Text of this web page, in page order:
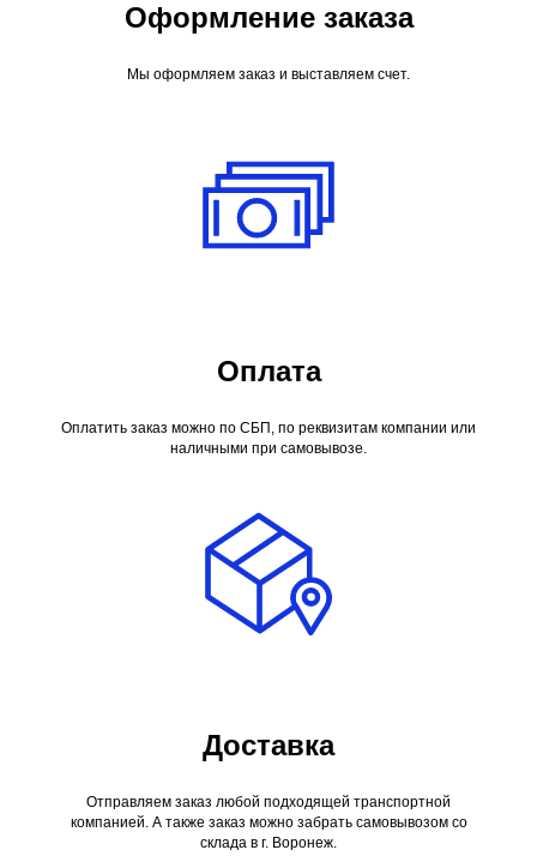
Оформление заказа
Мы оформляем заказ и выставляем счет.
Оплата
Оплатить заказ можно по СБП, по реквизитам компании или
наличными при самовывозе.
Доставка
Отправляем заказ любой подходящей транспортной
компанией. А также заказ можно забрать самовывозом со
склада в г. Воронеж.